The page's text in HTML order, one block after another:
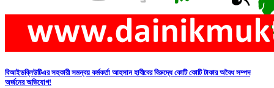
বিআইডব্লিউটিএর সহকারী সমন্বয় কর্মকর্তা আহসান হাবীবের বিরুদ্ধে কোটি কোটি টাকার অবৈধ সম্পদ
অর্জনের অভিযোগ!